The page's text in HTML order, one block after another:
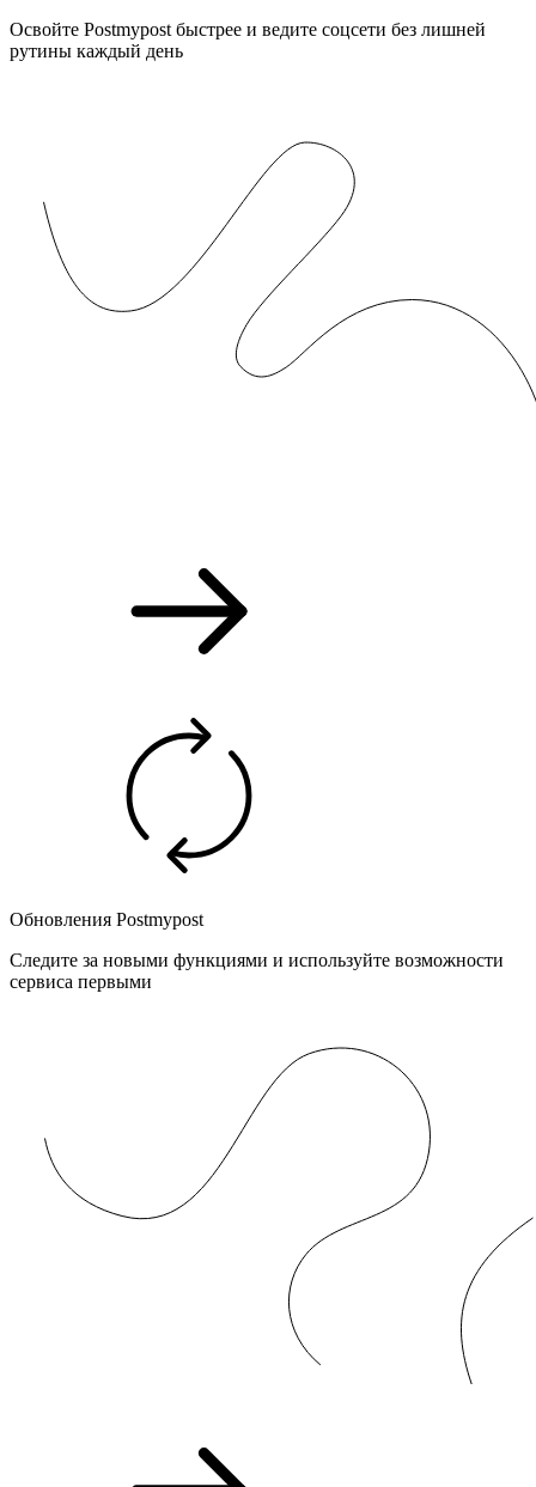
Освойте Postmypost быстрее и ведите соцсети без лишней
рутины каждый день
Обновления Postmypost
Следите за новыми функциями и используйте возможности
сервиса первыми